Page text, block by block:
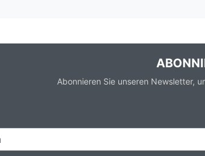
Abonnieren Sie unseren Newsletter,